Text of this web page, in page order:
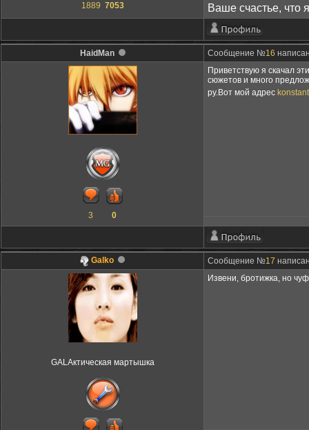
1889 7053 Ваше счастье, что
HaidMan Сообщение №16
3 0
Приветствую я скачал
сюжетов и много
ру.Вот мой адрес
Galko Сообщение №17
GALAктическая мартышка
Извени, бротижка, но